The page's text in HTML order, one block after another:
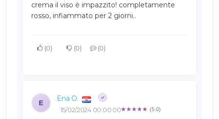
crema il viso è impazzito! completamente
rosso, infiammato per 2 giorni..
0 0 0
E Ena O.
(5.0)
15/02/2024 00:00:00